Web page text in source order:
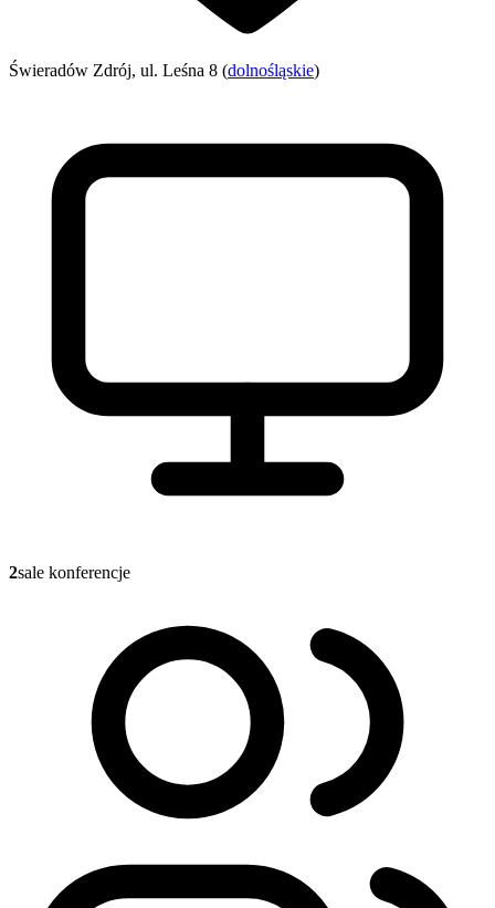
Świeradów Zdrój, ul. Leśna 8 (dolnośląskie)
2sale konferencje